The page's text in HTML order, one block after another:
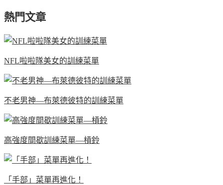
熱門文章
NFL啦啦隊美女的訓練菜單
不老男神—布萊德彼特的訓練菜單
高強度間歇訓練菜單—槓鈴
「手部」菜單再進化！